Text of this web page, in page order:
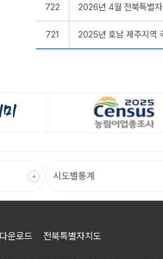
722 2026년 4월 전북특별
721 2025년 호남 제주지역
운로드 전북특별자치도